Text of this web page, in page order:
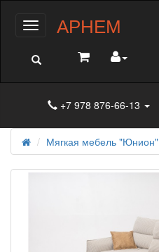
МенюАРНЕМ
+7 978 876-66-13
Мягкая мебель "Юнион"